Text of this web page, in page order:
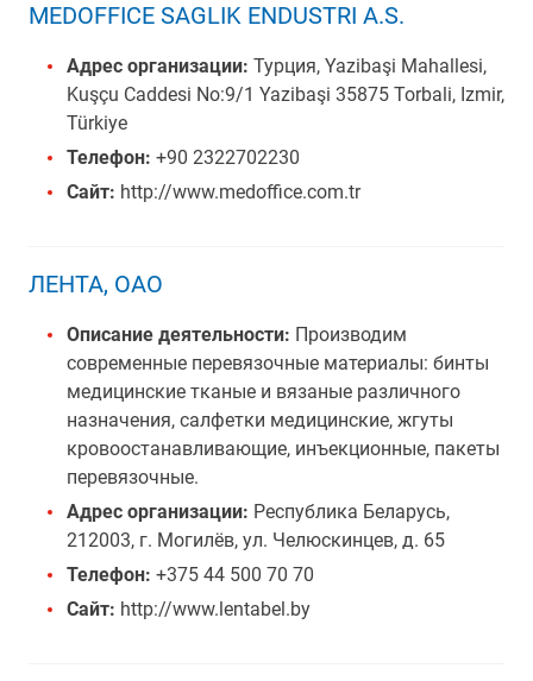
MEDOFFICE SAGLIK ENDUSTRI A.S.
Адрес организации: Турция, Yazibaşi Mahallesi,
Kuşçu Caddesi No:9/1 Yazibaşi 35875 Torbali, Izmir,
Türkiye
Телефон: +90 2322702230
Сайт: http://www.medoffice.com.tr
ЛЕНТА, ОАО
Описание деятельности: Производим
современные перевязочные материалы: бинты
медицинские тканые и вязаные различного
назначения, салфетки медицинские, жгуты
кровоостанавливающие, инъекционные, пакеты
перевязочные.
Адрес организации: Республика Беларусь,
212003, г. Могилёв, ул. Челюскинцев, д. 65
Телефон: +375 44 500 70 70
Сайт: http://www.lentabel.by